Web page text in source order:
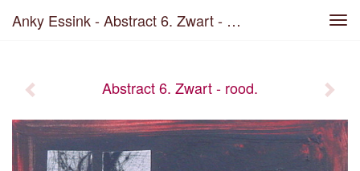
Anky Essink - Abstract 6. Zwart - Rood.
Abstract 6. Zwart - rood.